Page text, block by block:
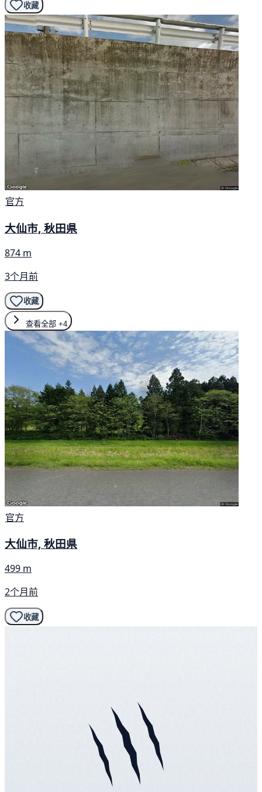
收藏
官方
大仙市, 秋田県
874 m
3个月前
收藏
查看全部 +4
官方
大仙市, 秋田県
499 m
2个月前
收藏